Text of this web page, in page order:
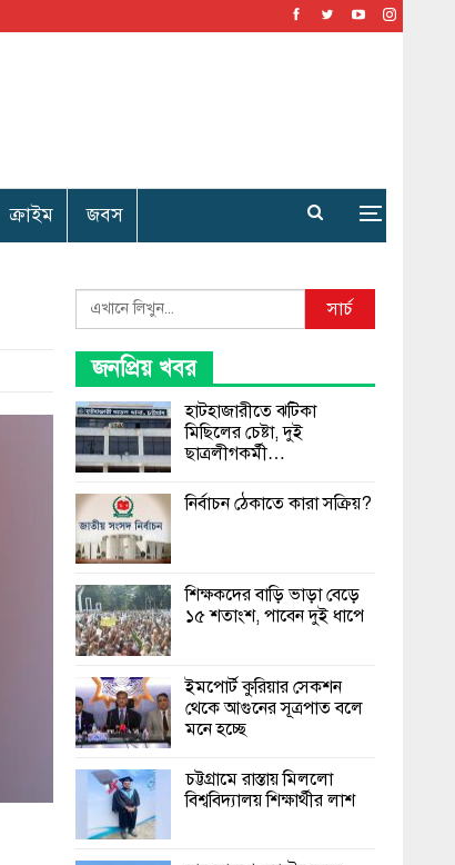
ক্রাইম জবস
Search সার্চ
জনপ্রিয় খবর
হাটহাজারীতে ঝটিকা
মিছিলের চেষ্টা, দুই
ছাত্রলীগকর্মী…
নির্বাচন ঠেকাতে কারা সক্রিয়?
শিক্ষকদের বাড়ি ভাড়া বেড়ে
১৫ শতাংশ, পাবেন দুই ধাপে
ইমপোর্ট কুরিয়ার সেকশন
থেকে আগুনের সূত্রপাত বলে
মনে হচ্ছে
চট্টগ্রামে রাস্তায় মিললো
বিশ্ববিদ্যালয় শিক্ষার্থীর লাশ